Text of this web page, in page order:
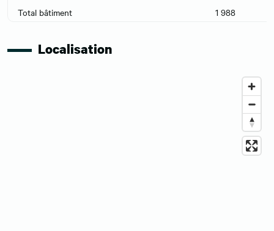
Total bâtiment 1 988
Localisation